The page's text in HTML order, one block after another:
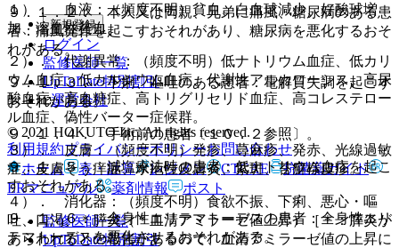
９．１．２． 本人又は両親、兄弟に痛風、糖尿病のある患
者：痛風発作を起こすおそれがあり、糖尿病を悪化するおそ
れがある。
９．１．３． 下痢、嘔吐のある患者：電解質失調を起こす
おそれがある。
９．１．４． 手術前の患者〔１０．２参照〕。
９．１．５． 減塩療法時の患者：低ナトリウム血症を起こ
すおそれがある。
９．１．６． 全身性エリテマトーデスの患者：全身性エリ
テマトーデスを悪化させるおそれがある。
１）． 血液：（頻度不明）貧血、白血球減少、好酸球増
加、溶血性貧血。
２）． 代謝異常：（頻度不明）低ナトリウム血症、低カリ
ウム血症、低カルシウム血症、代謝性アルカローシス、高尿
酸血症、高血糖症、高トリグリセリド血症、高コレステロー
ル血症、偽性バーター症候群。
３）． 皮膚：（頻度不明）発疹、蕁麻疹、発赤、光線過敏
症、皮膚そう痒症、水疱性皮膚炎、紫斑、苔癬様皮疹。
４）． 消化器：（頻度不明）食欲不振、下痢、悪心・嘔
吐、口渇、＊膵炎（＊血清アミラーゼ値上昇）［＊：膵炎が
あらわれるとの報告があるので、血清アミラーゼ値の上昇に
新規登録
ログイン
監修医師一覧
UpToDate特別割引
運営会社
© 2021 HOKUTO Inc. All rights reserved.
利用規約プライバシーポリシーお問い合わせ
ホーム
表・計算 レジメン CTCAE
抗菌薬ガイド
ERマニュアル
薬剤情報 ポスト
監修医師一覧
UpToDate特別割引